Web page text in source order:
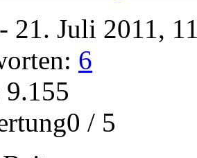
- 21. Juli 2011,
6
/ 5